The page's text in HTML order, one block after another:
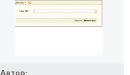
Автор: